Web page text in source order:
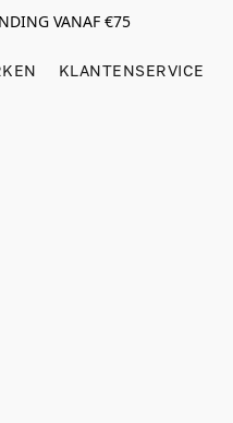
VANAF €75
KLANTENSERVICE